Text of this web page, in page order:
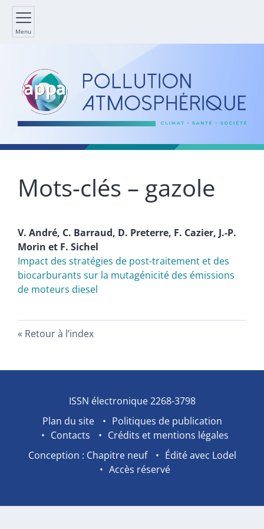
Menu
Mots-clés – gazole
V. André, C. Barraud, D. Preterre, F. Cazier, J.-P.
Morin et F. Sichel
Impact des stratégies de post-traitement et des
biocarburants sur la mutagénicité des émissions
de moteurs diesel
Retour à l’index
ISSN électronique 2268-3798
Plan du site
Politiques de publication
Contacts
Crédits et mentions légales
Conception : Chapitre neuf
Édité avec Lodel
Accès réservé